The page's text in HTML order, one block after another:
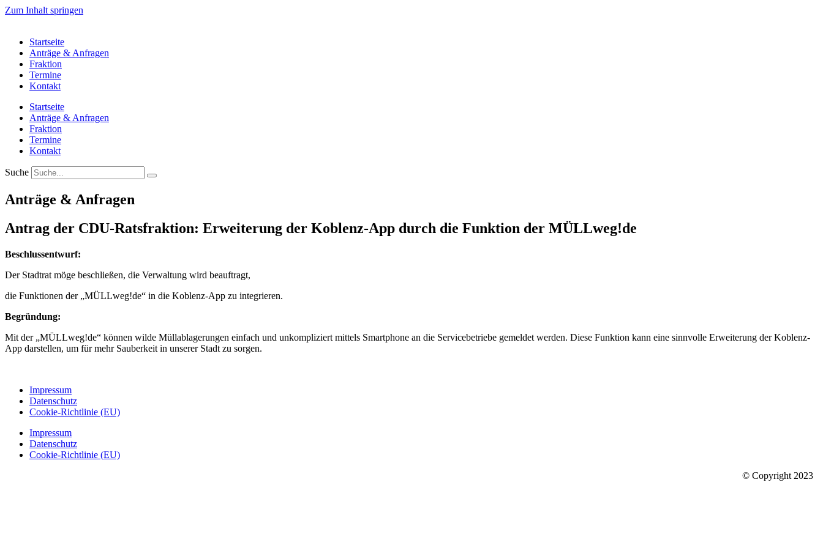
Zum Inhalt springen
Startseite
Anträge & Anfragen
Fraktion
Termine
Kontakt
Startseite
Anträge & Anfragen
Fraktion
Termine
Kontakt
Suche
Anträge & Anfragen
Antrag der CDU-Ratsfraktion: Erweiterung der Koblenz-App durch die Funktion der MÜLLweg!de
Beschlussentwurf:
Der Stadtrat möge beschließen, die Verwaltung wird beauftragt,
die Funktionen der „MÜLLweg!de“ in die Koblenz-App zu integrieren.
Begründung:
Mit der „MÜLLweg!de“ können wilde Müllablagerungen einfach und unkompliziert mittels Smartphone an die Servicebetriebe gemeldet werden. Diese Funktion kann eine sinnvolle Erweiterung der Koblenz-
App darstellen, um für mehr Sauberkeit in unserer Stadt zu sorgen.
Impressum
Datenschutz
Cookie-Richtlinie (EU)
Impressum
Datenschutz
Cookie-Richtlinie (EU)
© Copyright 2023